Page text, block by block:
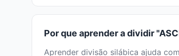
Por que aprender a dividir
Aprender divisão silábica ajuda com